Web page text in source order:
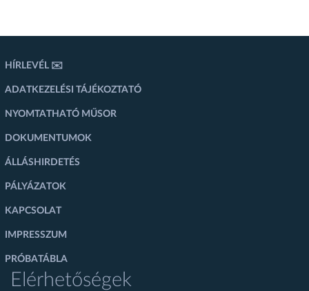
HÍRLEVÉL ✉️
ADATKEZELÉSI TÁJÉKOZTATÓ
NYOMTATHATÓ MŰSOR
DOKUMENTUMOK
ÁLLÁSHIRDETÉS
PÁLYÁZATOK
KAPCSOLAT
IMPRESSZUM
PRÓBATÁBLA
Elérhetőségek